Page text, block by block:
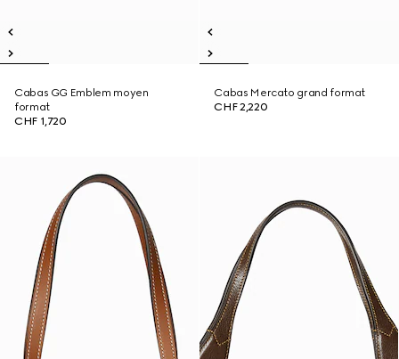
Cabas GG Emblem moyen
format
CHF 1,720
Cabas Mercato grand format
CHF 2,220